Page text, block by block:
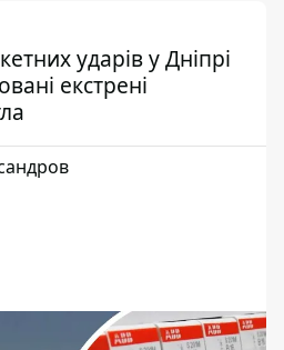
ударів у Дніпрі
екстрені